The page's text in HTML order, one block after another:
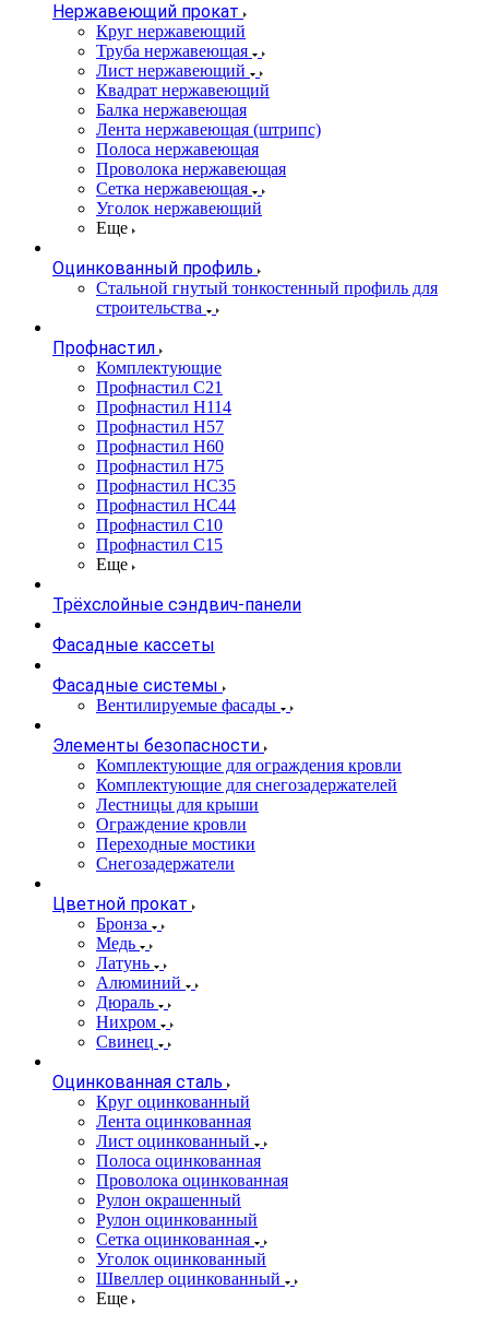
Нержавеющий прокат
Круг нержавеющий
Труба нержавеющая
Лист нержавеющий
Квадрат нержавеющий
Балка нержавеющая
Лента нержавеющая (штрипс)
Полоса нержавеющая
Проволока нержавеющая
Сетка нержавеющая
Уголок нержавеющий
Еще
Оцинкованный профиль
Стальной гнутый тонкостенный профиль для
строительства
Профнастил
Комплектующие
Профнастил C21
Профнастил Н114
Профнастил Н57
Профнастил Н60
Профнастил Н75
Профнастил НС35
Профнастил НС44
Профнастил С10
Профнастил С15
Еще
Трёхслойные сэндвич-панели
Фасадные кассеты
Фасадные системы
Вентилируемые фасады
Элементы безопасности
Комплектующие для ограждения кровли
Комплектующие для снегозадержателей
Лестницы для крыши
Ограждение кровли
Переходные мостики
Снегозадержатели
Цветной прокат
Бронза
Медь
Латунь
Алюминий
Дюраль
Нихром
Свинец
Оцинкованная сталь
Круг оцинкованный
Лента оцинкованная
Лист оцинкованный
Полоса оцинкованная
Проволока оцинкованная
Рулон окрашенный
Рулон оцинкованный
Сетка оцинкованная
Уголок оцинкованный
Швеллер оцинкованный
Еще